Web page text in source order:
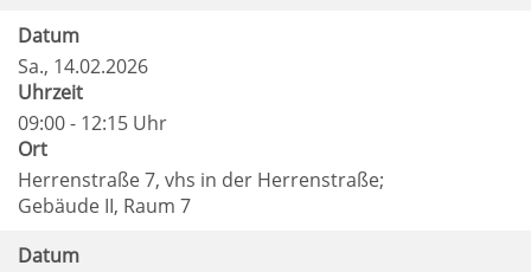
Datum
Sa., 14.02.2026
Uhrzeit
09:00 - 12:15 Uhr
Ort
Herrenstraße 7, vhs in der Herrenstraße;
Gebäude II, Raum 7
Datum